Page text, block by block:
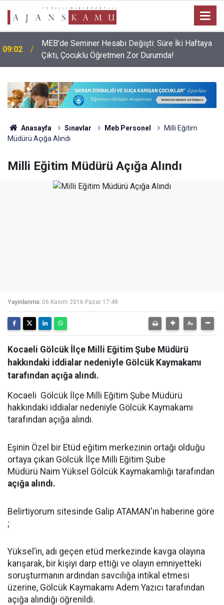
09:02
MEB’de Seminer Hesabı Değişti: Süre İki Haftaya
Çıktı, Çocuklu Öğretmen Zor Durumda!
Anasayfa Sınavlar Meb Personel
Milli Eğitim
Müdürü Açığa Alındı
Milli Eğitim Müdürü Açığa Alındı
Yayınlanma: 06 Kasım 2016 Pazar 17:48
Kocaeli Gölcük İlçe Milli Eğitim Şube Müdürü
hakkındaki iddialar nedeniyle Gölcük Kaymakamı
tarafından açığa alındı.
Kocaeli Gölcük İlçe Milli Eğitim Şube Müdürü
hakkındaki iddialar nedeniyle Gölcük Kaymakamı
tarafından açığa alındı.
Eşinin Özel bir Etüd eğitim merkezinin ortağı olduğu
ortaya çıkan Gölcük İlçe Milli Eğitim Şube
Müdürü Naim Yüksel Gölcük Kaymakamlığı tarafından
açığa alındı.
Belirtiyorum sitesinde Galip ATAMAN'ın haberine göre
;
Yüksel’in, adı geçen etüd merkezinde kavga olayına
karışarak, bir kişiyi darp ettiği ve olayın emniyetteki
soruşturmanın ardından savcılığa intikal etmesi
üzerine, Gölcük Kaymakamı Adem Yazıcı tarafından
açığa alındığı öğrenildi.